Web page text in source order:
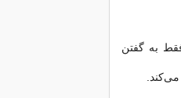
به گفتن